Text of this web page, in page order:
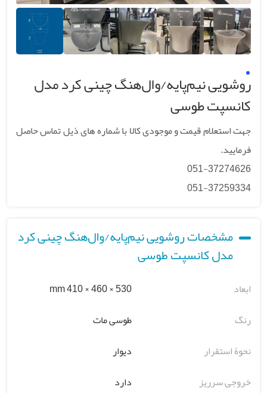
روشویی نیم‌پایه/وال‌هنگ چینی کرد مدل
کانسپت طوسی
جهت استعلام قیمت و موجودی کالا با شماره های ذیل تماس حاصل
فرمایید.
051-37274626
051-37259334
مشخصات روشویی نیم‌پایه/وال‌هنگ چینی کرد
مدل کانسپت طوسی
ابعاد
530 × 460 × 410 mm
رنگ
طوسی مات
نحوۀ استقرار
دیوار
خروجی سرریز
دارد